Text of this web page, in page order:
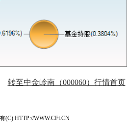
转至中金岭南（000060）行情首页
(C) HTTP://WWW.CFi.CN